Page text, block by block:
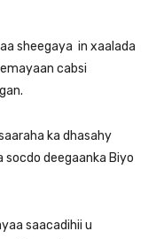
sheegaya in xaalada
cabsi
ka dhasahy
socdo deegaanka Biyo
saacadihii u